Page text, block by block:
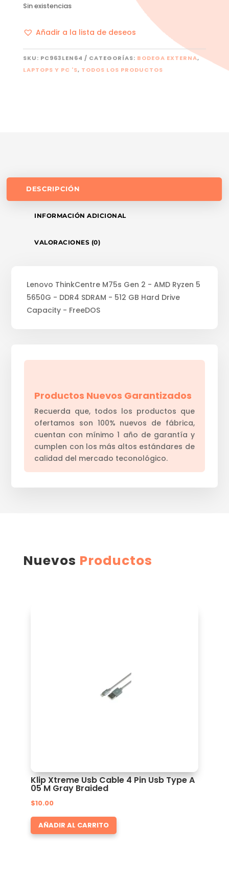
Sin existencias
Añadir a la lista de deseos
SKU: PC963LEN64 CATEGORÍAS: BODEGA EXTERNA,
LAPTOPS Y PC 'S, TODOS LOS PRODUCTOS
DESCRIPCIÓN
INFORMACIÓN ADICIONAL
VALORACIONES (0)
Lenovo ThinkCentre M75s Gen 2 - AMD Ryzen 5
5650G - DDR4 SDRAM - 512 GB Hard Drive
Capacity - FreeDOS
Productos Nuevos Garantizados
Recuerda que, todos los productos que
ofertamos son 100% nuevos de fábrica,
cuentan con mínimo 1 año de garantía y
cumplen con los más altos estándares de
calidad del mercado teconológico.
Nuevos Productos
Klip Xtreme Usb Cable 4 Pin Usb Type A
05 M Gray Braided
$10.00
AÑADIR AL CARRITO